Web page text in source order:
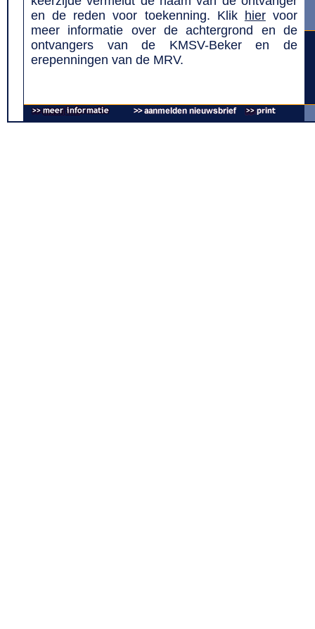
en de reden voor toekenning. Klik hiervoor
meer informatie over de achtergrond en de
ontvangers van de KMSV-Beker en de
erepenningen van de MRV.